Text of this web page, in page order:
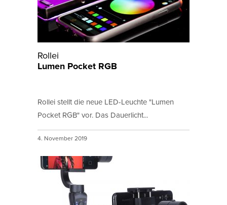
Rollei
Lumen Pocket RGB
Rollei stellt die neue LED-Leuchte "Lumen
Pocket RGB" vor. Das Dauerlicht...
4. November 2019